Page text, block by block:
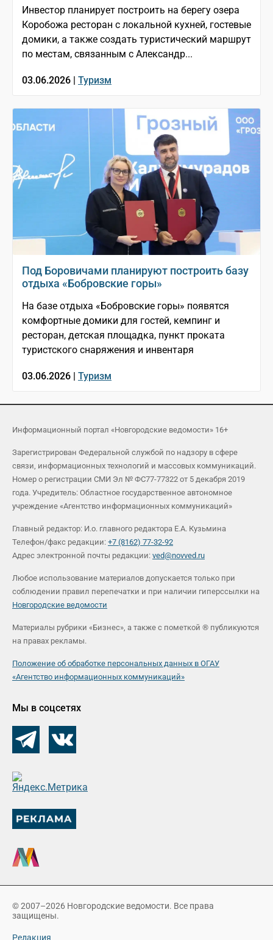
Инвестор планирует построить на берегу озера
Коробожа ресторан с локальной кухней, гостевые
домики, а также создать туристический маршрут
по местам, связанным с Александр...
03.06.2026 | Туризм
Под Боровичами планируют построить базу
отдыха «Бобровские горы»
На базе отдыха «Бобровские горы» появятся
комфортные домики для гостей, кемпинг и
ресторан, детская площадка, пункт проката
туристского снаряжения и инвентаря
03.06.2026 | Туризм
Информационный портал «Новгородские ведомости» 16+
Зарегистрирован Федеральной службой по надзору в сфере
связи, информационных технологий и массовых коммуникаций.
Номер о регистрации СМИ Эл № ФС77-77322 от 5 декабря 2019
года. Учредитель: Областное государственное автономное
учреждение «Агентство информационных коммуникаций»
Главный редактор: И.о. главного редактора Е.А. Кузьмина
Телефон/факс редакции: +7 (8162) 77-32-92
Адрес электронной почты редакции: ved@novved.ru
Любое использование материалов допускается только при
соблюдении правил перепечатки и при наличии гиперссылки на
Новгородские ведомости
Материалы рубрики «Бизнес», а также с пометкой ® публикуются
на правах рекламы.
Положение об обработке персональных данных в ОГАУ
«Агентство информационных коммуникаций»
Мы в соцсетях
© 2007–2026 Новгородские ведомости. Все права
защищены.
Редакция